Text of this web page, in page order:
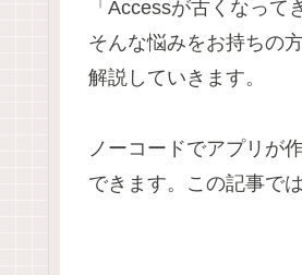
「Accessが古くなって
そんな悩みをお持ちの
解説していきます。
ノーコードでアプリが
できます。この記事で